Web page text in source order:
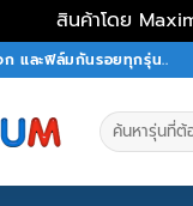
สินค้าโดย
ก และฟิล์มกันรอยทุกรุ่น..
Search
for: